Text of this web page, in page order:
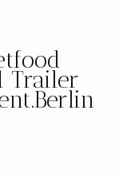
Trailer